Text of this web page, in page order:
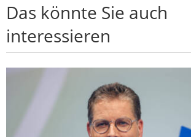
Das könnte Sie auch
interessieren